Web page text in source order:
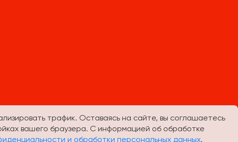
трафик. Оставаясь на сайте, вы соглашаетесь
вашего браузера. С информацией об обработке
и обработки персональных данных.